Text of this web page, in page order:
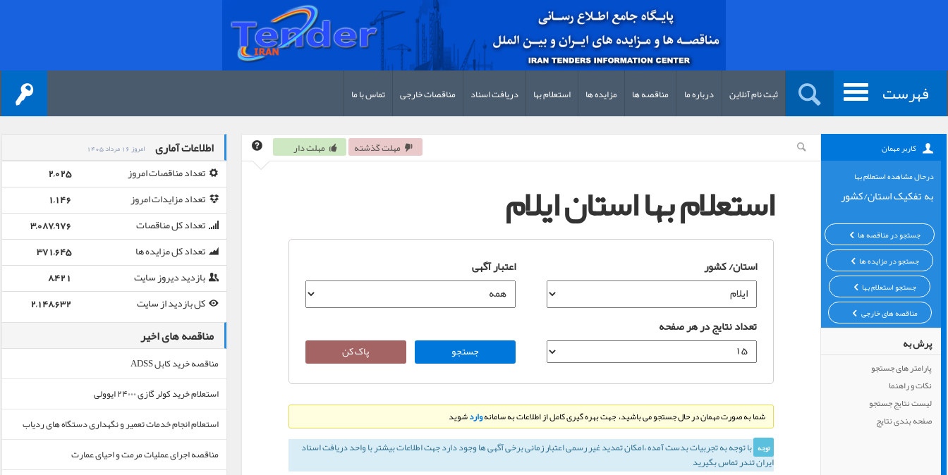
فهرست ثبت نام آنلاین درباره ما مناقصه ها مزایده ها استعلام بها دریافت اسناد مناقصات خارجی تماس با ما
کاربر مهمان
درحال مشاهده استعلام بها
به تفکیک استان/کشور
جستجو در مناقصه ها
جستجو در مزایده ها
جستجو استعلام بها
مناقصه های خارجی
پرش به
پارامتر های جستجو
نکات و راهنما
لیست نتایج جستجو
صفحه بندی نتایج
مهلت گذشته مهلت دار
استعلام بها استان ایلام
استان/ کشور اعتبار آگهی
تعداد نتایج در هر صفحه
شما به صورت مهمان در حال جستجو می باشید، جهت بهره گیری کامل از اطلاعات به سامانهواردشوید
توجه با توجه به تجربيات بدست آمده ،‌امكان تمديد غير رسمی اعتبار زمانی برخی آگهی ها وجود دارد جهت اطلاعات بیشتر با واحد دریافت اسناد
ایران تندر تماس بگیرید
اطلاعات آماری امروز 16 مرداد 1405
تعداد مناقصات امروز
2,025
تعداد مزایدات امروز
1,146
تعداد کل مناقصات
3,087,976
تعداد کل مزایده ها
371,645
بازدید دیروز سایت
8,421
کل بازدید از سایت
2,148,632
مناقصه های اخیر
مناقصه خرید کابل ADSS
استعلام خرید کولر گازی ۲۴۰۰۰ ایوولی
استعلام انجام خدمات تعمیر و نگهداری دستگاه های ردیاب
مناقصه اجرای عملیات مرمت و احیای عمارت